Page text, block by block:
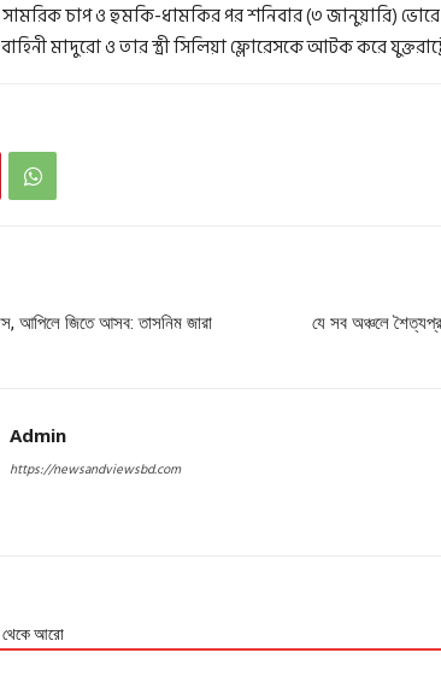
চাপ ও হুমকি-ধামকির পর শনিবার (৩ জানুয়ারি)
বাহিনী মাদুরো ও তার স্ত্রী সিলিয়া ফ্লোরেসকে আটক করে
আপিলে জিতে আসব: তাসনিম জারা যে সব অঞ্চলে
Admin
https://newsandviewsbd.com
থেকে আরো